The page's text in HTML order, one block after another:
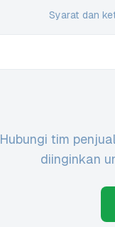
Syarat dan
Hubungi tim
diinginkan